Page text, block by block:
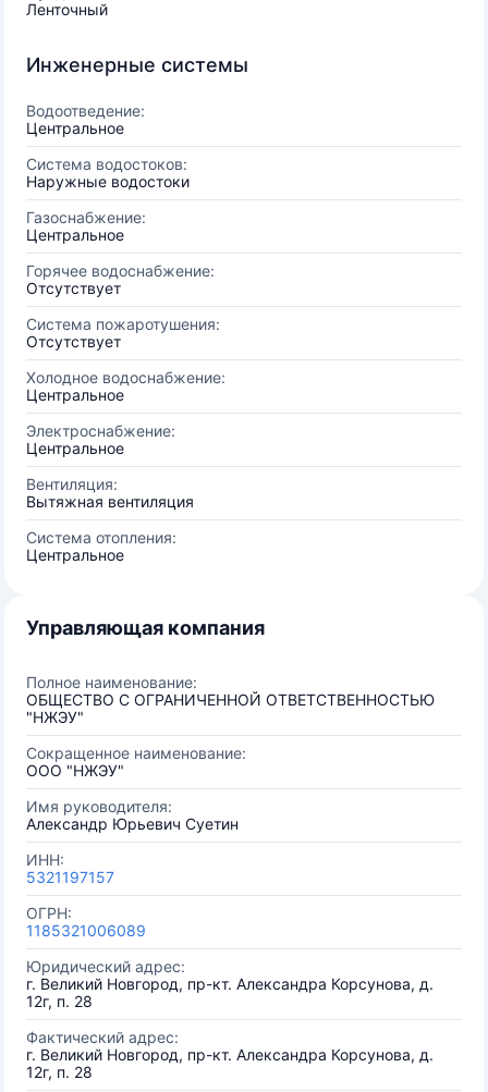
Ленточный
Инженерные системы
Водоотведение:
Центральное
Система водостоков:
Наружные водостоки
Газоснабжение:
Центральное
Горячее водоснабжение:
Отсутствует
Система пожаротушения:
Отсутствует
Холодное водоснабжение:
Центральное
Электроснабжение:
Центральное
Вентиляция:
Вытяжная вентиляция
Система отопления:
Центральное
Управляющая компания
Полное наименование:
ОБЩЕСТВО С ОГРАНИЧЕННОЙ ОТВЕТСТВЕННОСТЬЮ
"НЖЭУ"
Сокращенное наименование:
ООО "НЖЭУ"
Имя руководителя:
Александр Юрьевич Суетин
ИНН:
5321197157
ОГРН:
1185321006089
Юридический адрес:
г. Великий Новгород, пр-кт. Александра Корсунова, д.
12г, п. 28
Фактический адрес:
г. Великий Новгород, пр-кт. Александра Корсунова, д.
12г, п. 28